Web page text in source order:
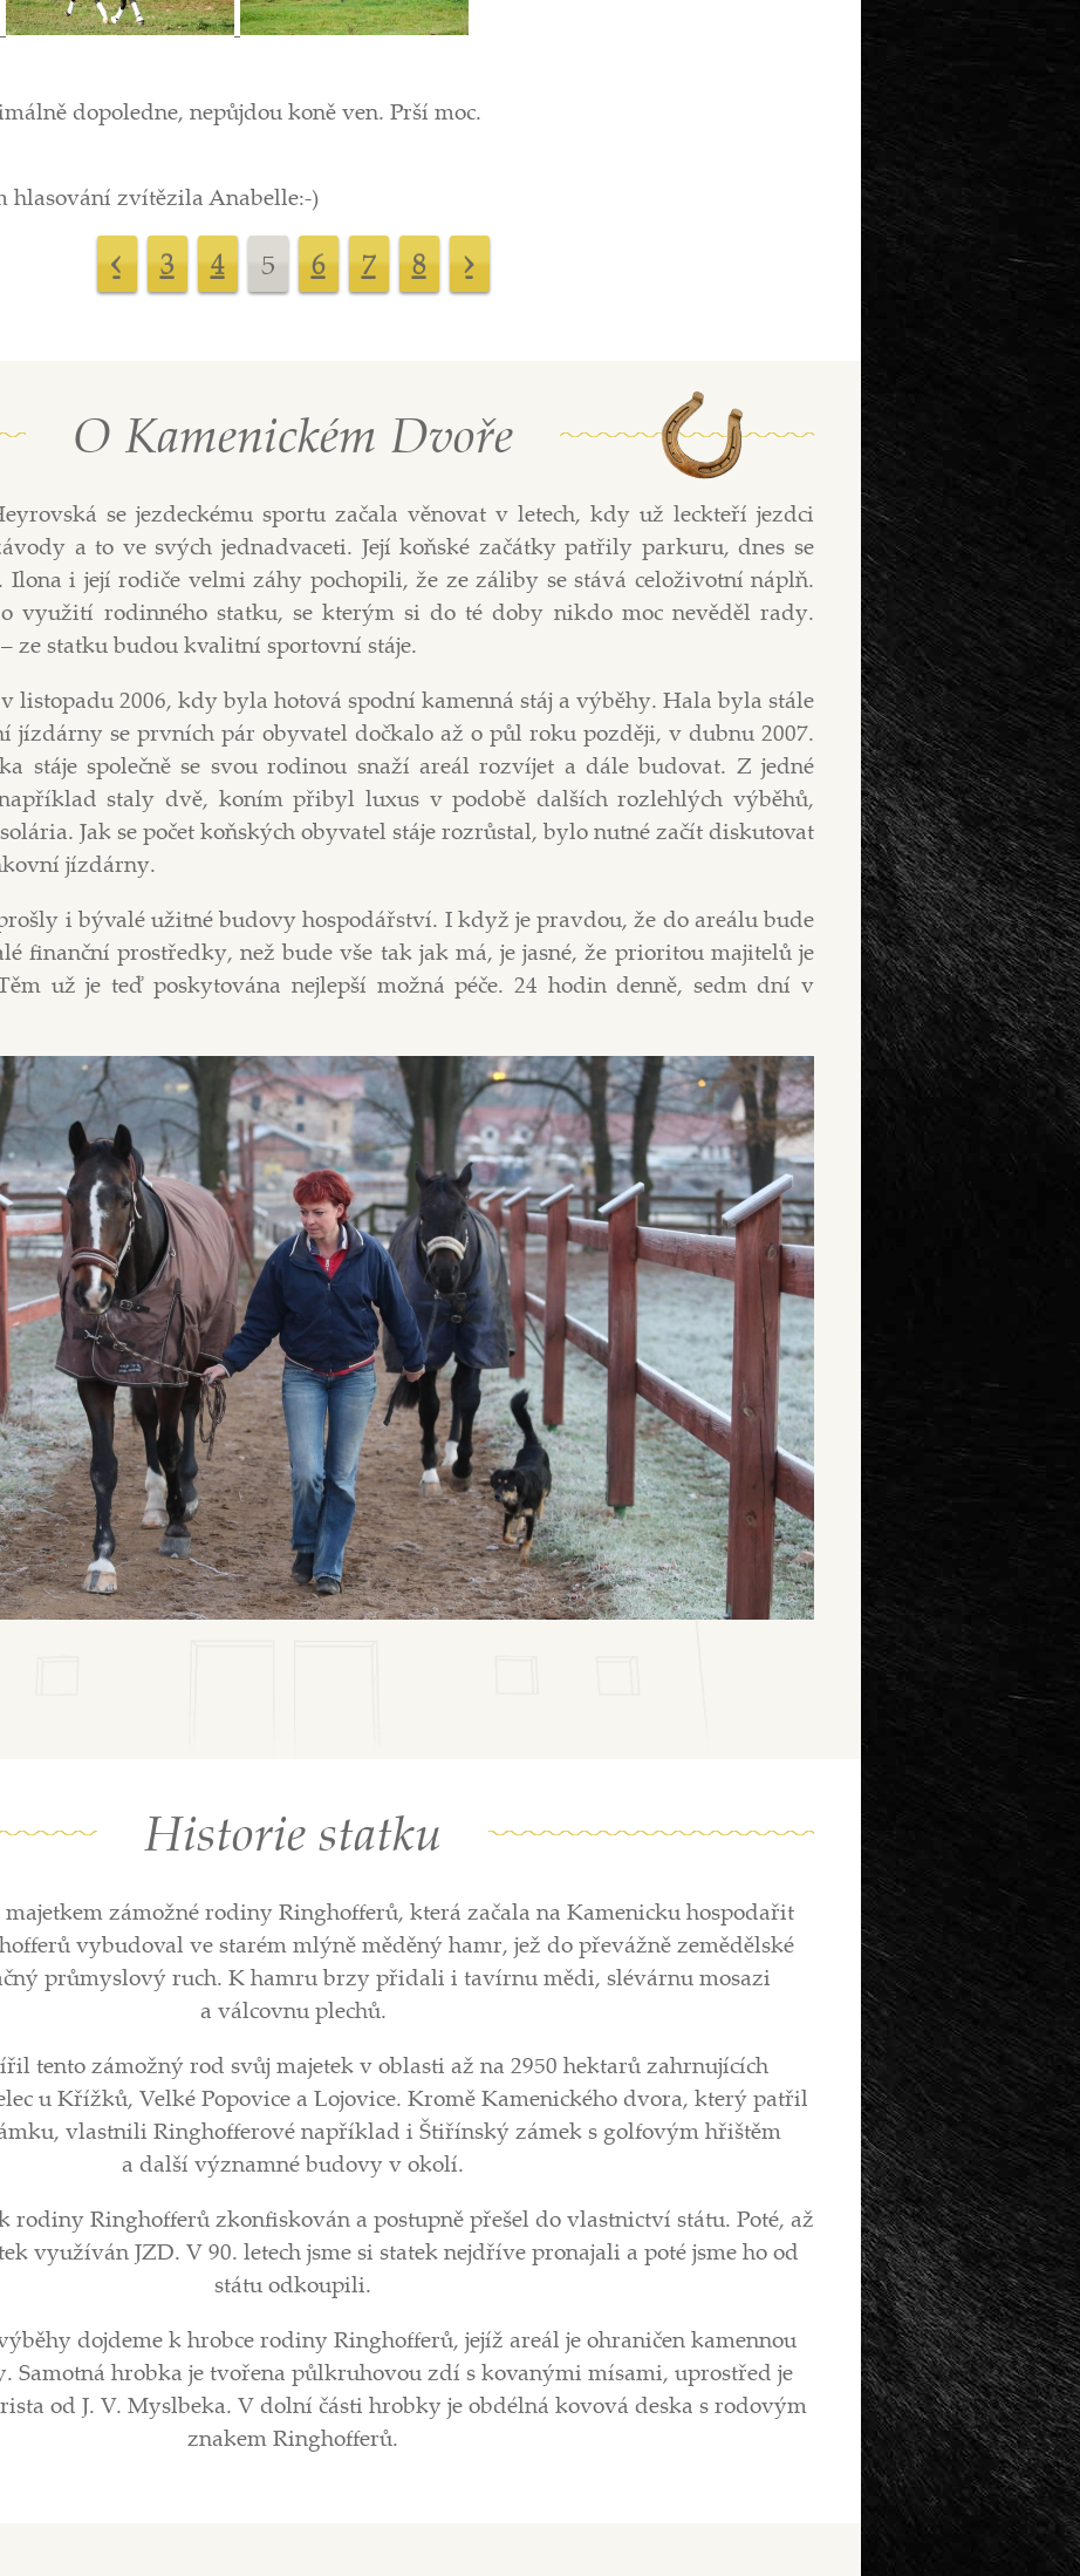
dopoledne, nepůjdou koně ven. Prší moc.
hlasování zvítězila Anabelle:-)
‹ 3 4 5 6 7 8 ›
O Kamenickém Dvoře
se jezdeckému sportu začala věnovat v letech, kdy už leckteří jezdci
a to ve svých jednadvaceti. Její koňské začátky patřily parkuru, dnes se
Ilona i její rodiče velmi záhy pochopili, že ze záliby se stává celoživotní náplň.
využití rodinného statku, se kterým si do té doby nikdo moc nevěděl rady.
ze statku budou kvalitní sportovní stáje.
v listopadu 2006, kdy byla hotová spodní kamenná stáj a výběhy. Hala byla stále
jízdárny se prvních pár obyvatel dočkalo až o půl roku později, v dubnu 2007.
stáje společně se svou rodinou snaží areál rozvíjet a dále budovat. Z jedné
staly dvě, koním přibyl luxus v podobě dalších rozlehlých výběhů,
Jak se počet koňských obyvatel stáje rozrůstal, bylo nutné začít diskutovat
jízdárny.
i bývalé užitné budovy hospodářství. I když je pravdou, že do areálu bude
finanční prostředky, než bude vše tak jak má, je jasné, že prioritou majitelů je
už je teď poskytována nejlepší možná péče. 24 hodin denně, sedm dní v
Historie statku
zámožné rodiny Ringhofferů, která začala na Kamenicku hospodařit
vybudoval ve starém mlýně měděný hamr, jež do převážně zemědělské
průmyslový ruch. K hamru brzy přidali i tavírnu mědi, slévárnu mosazi
a válcovnu plechů.
tento zámožný rod svůj majetek v oblasti až na 2950 hektarů zahrnujících
u Křížků, Velké Popovice a Lojovice. Kromě Kamenického dvora, který patřil
vlastnili Ringhofferové například i Štiřínský zámek s golfovým hřištěm
a další významné budovy v okolí.
rodiny Ringhofferů zkonfiskován a postupně přešel do vlastnictví státu. Poté, až
využíván JZD. V 90. letech jsme si statek nejdříve pronajali a poté jsme ho od
státu odkoupili.
dojdeme k hrobce rodiny Ringhofferů, jejíž areál je ohraničen kamennou
Samotná hrobka je tvořena půlkruhovou zdí s kovanými mísami, uprostřed je
od J. V. Myslbeka. V dolní části hrobky je obdélná kovová deska s rodovým
znakem Ringhofferů.